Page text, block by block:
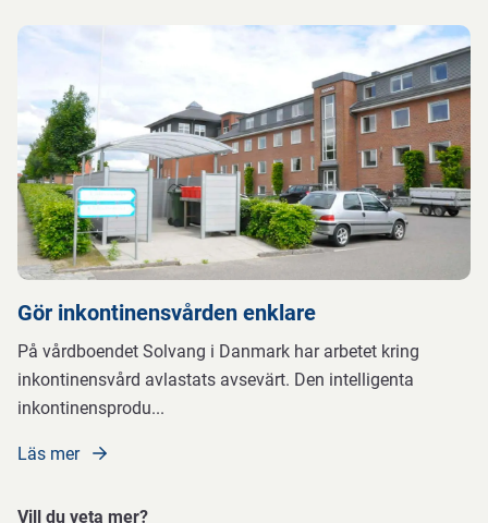
Gör inkontinensvården enklare
På vårdboendet Solvang i Danmark har arbetet kring
inkontinensvård avlastats avsevärt. Den intelligenta
inkontinensprodu...
Läs mer
Vill du veta mer?